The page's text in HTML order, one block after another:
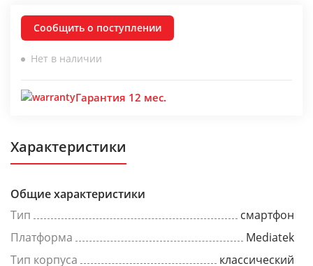
Сообщить о поступлении
Нет в наличии
Гарантия 12 мес.
Характеристики
Общие характеристики
Тип
смартфон
Платформа
Mediatek
Тип корпуса
классический